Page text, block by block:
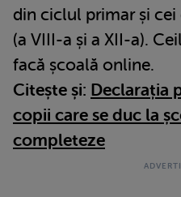
din ciclul primar și
(a VIII-a și a XII-a).
facă școală online.
Citește și: Declarația
copii care se duc la
completeze